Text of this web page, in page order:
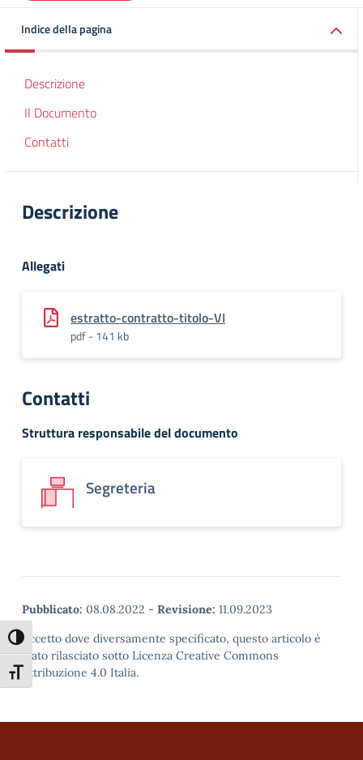
Attiva/disattiva alto contrasto
Attiva/disattiva dimensione testo
Indice della pagina
Descrizione
Il Documento
Contatti
Descrizione
Allegati
estratto-contratto-titolo-VI
pdf - 141 kb
Contatti
Struttura responsabile del documento
Segreteria
Pubblicato: 08.08.2022 - Revisione: 11.09.2023
Eccetto dove diversamente specificato, questo articolo è
stato rilasciato sotto Licenza Creative Commons
Attribuzione 4.0 Italia.